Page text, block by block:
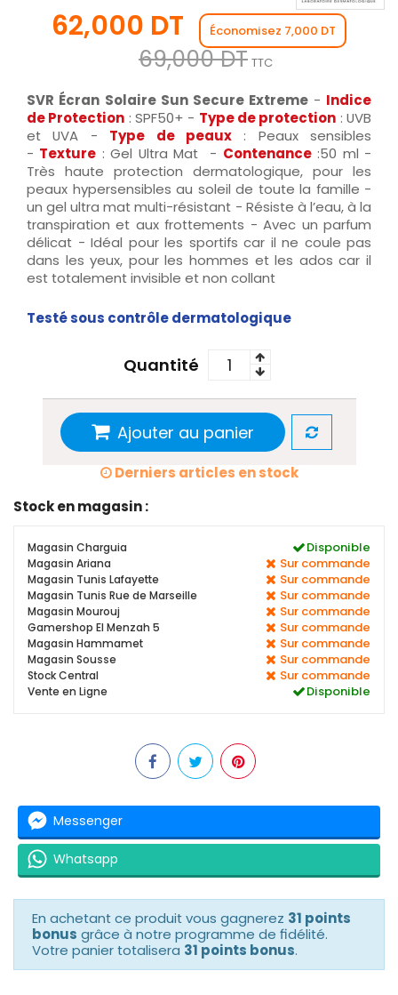
62,000 DT Économisez 7,000 DT
69,000 DT TTC
SVR Écran Solaire Sun Secure Extreme - Indice
de Protection : SPF50+ - Type de protection : UVB
et UVA - Type de peaux: Peaux sensibles
- Texture : Gel Ultra Mat - Contenance :50 ml -
Très haute protection dermatologique, pour les
peaux hypersensibles au soleil de toute la famille -
un gel ultra mat multi-résistant - Résiste à l’eau, à la
transpiration et aux frottements - Avec un parfum
délicat - Idéal pour les sportifs car il ne coule pas
dans les yeux, pour les hommes et les ados car il
est totalement invisible et non collant
Testé sous contrôle dermatologique
Quantité
Ajouter au panier
Derniers articles en stock
Stock en magasin :
Magasin Charguia Disponible
Magasin Ariana Sur commande
Magasin Tunis Lafayette Sur commande
Magasin Tunis Rue de Marseille Sur commande
Magasin Mourouj Sur commande
Gamershop El Menzah 5 Sur commande
Magasin Hammamet Sur commande
Magasin Sousse Sur commande
Stock Central Sur commande
Vente en Ligne Disponible
Messenger
Whatsapp
En achetant ce produit vous gagnerez 31 points
bonus grâce à notre programme de fidélité.
Votre panier totalisera 31 points bonus.